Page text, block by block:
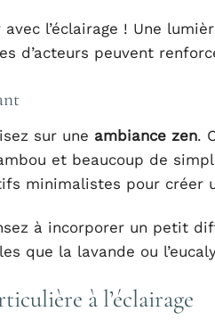
l’éclairage ! Une
d’acteurs peuvent
sur une ambiance zen.
et beaucoup de
minimalistes pour créer
à incorporer un petit
que la lavande ou
à l’éclairage